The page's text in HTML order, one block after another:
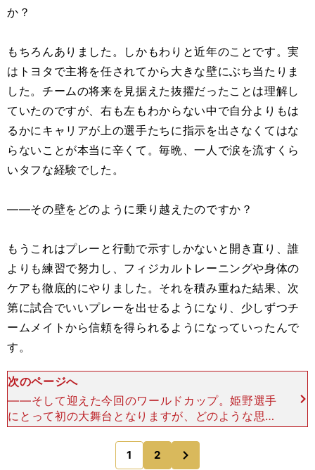
か？
もちろんありました。しかもわりと近年のことです。実
はトヨタで主将を任されてから大きな壁にぶち当たりま
した。チームの将来を見据えた抜擢だったことは理解し
ていたのですが、右も左もわからない中で自分よりもは
るかにキャリアが上の選手たちに指示を出さなくてはな
らないことが本当に辛くて。毎晩、一人で涙を流すくら
いタフな経験でした。
――その壁をどのように乗り越えたのですか？
もうこれはプレーと行動で示すしかないと開き直り、誰
よりも練習で努力し、フィジカルトレーニングや身体の
ケアも徹底的にやりました。それを積み重ねた結果、次
第に試合でいいプレーを出せるようになり、少しずつチ
ームメイトから信頼を得られるようになっていったんで
す。
次のページへ
――そして迎えた今回のワールドカップ。姫野選手
にとって初の大舞台となりますが、どのような思い
で本大会に臨みますか？前回大会、日本代表が南ア
フリカ代表に勝利した試合を大学の寮で観たとき
に、心から感激し
1 2